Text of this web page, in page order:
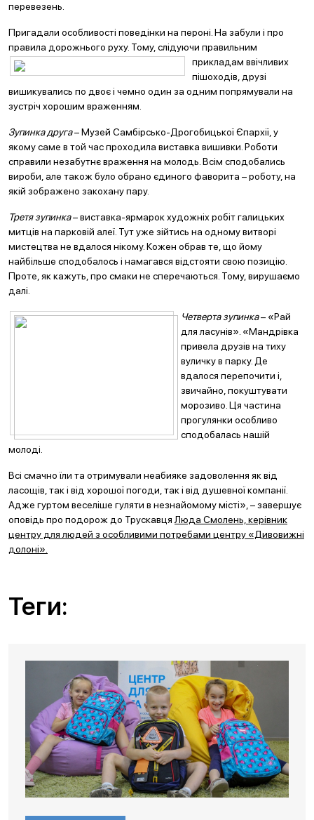
перевезень.
Пригадали особливості поведінки на пероні. На забули і про
правила дорожнього руху. Тому, слідуючи правильним
прикладам ввічливих
пішоходів, друзі
вишикувались по двоє і чемно один за одним попрямували на
зустріч хорошим враженням.
Зупинка друга– Музей Самбірсько-Дрогобицької Єпархії, у
якому саме в той час проходила виставка вишивки. Роботи
справили незабутнє враження на молодь. Всім сподобались
вироби, але також було обрано єдиного фаворита – роботу, на
якій зображено закохану пару.
Третя зупинка– виставка-ярмарок художніх робіт галицьких
митців на парковій алеї. Тут уже зійтись на одному витворі
мистецтва не вдалося нікому. Кожен обрав те, що йому
найбільше сподобалось і намагався відстояти свою позицію.
Проте, як кажуть, про смаки не сперечаються. Тому, вирушаємо
далі.
Четверта зупинка– «Рай
для ласунів». «Мандрівка
привела друзів на тиху
вуличку в парку. Де
вдалося перепочити і,
звичайно, покуштувати
морозиво. Ця частина
прогулянки особливо
сподобалась нашій
молоді.
Всі смачно їли та отримували неабияке задоволення як від
ласощів, так і від хорошої погоди, так і від душевної компанії.
Адже гуртом веселіше гуляти в незнайомому місті», – завершує
оповідь про подорож до Трускавця Люда Смолень, керівник
центру для людей з особливими потребами центру «Дивовижні
долоні».
Теги: